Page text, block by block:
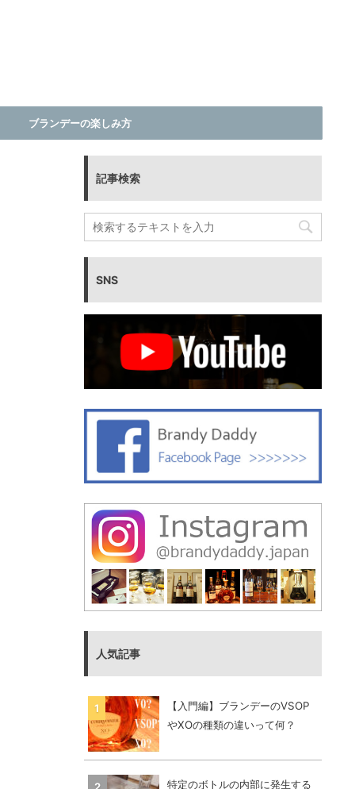
ブランデーの楽しみ方
記事検索
SNS
人気記事
【入門編】ブランデーのVSOP
やXOの種類の違いって何？
特定のボトルの内部に発生する